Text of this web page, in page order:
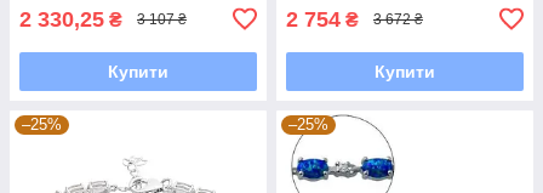
2 330,25 ₴ 3 107 ₴
Купити
2 754 ₴ 3 672 ₴
Купити
–25% –25%